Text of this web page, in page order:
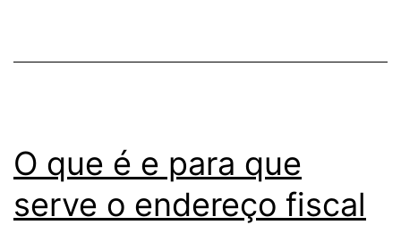
como
O que é e para que
serve o endereço fiscal